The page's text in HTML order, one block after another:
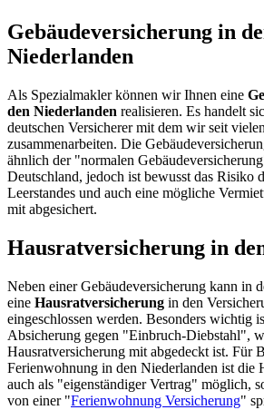
Gebäudeversicherung in
Niederlanden
Als Spezialmakler können wir Ihnen eine
den Niederlanden realisieren. Es handelt
deutschen Versicherer mit dem wir seit
zusammenarbeiten. Die
ähnlich der "normalen
Deutschland, jedoch ist bewusst das Risiko
Leerstandes und auch eine mögliche
mit abgesichert.
Hausratversicherung in
Neben einer Gebäudeversicherung kann in
eine Hausratversicherung in den
eingeschlossen werden. Besonders wichtig
Absicherung gegen "Einbruch-Diebstahl",
Hausratversicherung mit abgedeckt ist. Für
Ferienwohnung in den Niederlanden ist die
auch als "eigenständiger Vertrag" möglich,
von einer "Ferienwohnung Versicherung"